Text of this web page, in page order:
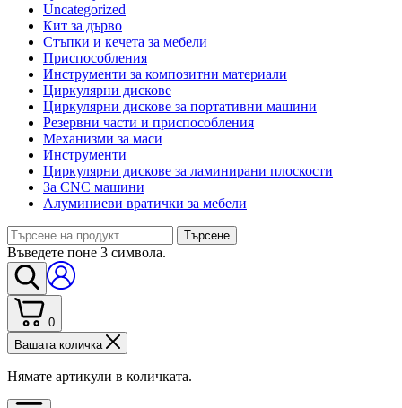
Uncategorized
Кит за дърво
Стъпки и кечета за мебели
Приспособления
Инструменти за композитни материали
Циркулярни дискове
Циркулярни дискове за портативни машини
Резервни части и приспособления
Механизми за маси
Инструменти
Циркулярни дискове за ламинирани плоскости
За CNC машини
Алуминиеви вратички за мебели
Търсене
Въведете поне 3 символа.
0
Вашата количка
Нямате артикули в количката.